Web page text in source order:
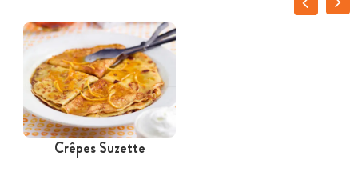
Crêpes Suzette